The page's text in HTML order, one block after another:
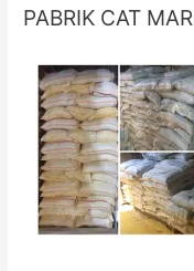
PABRIK CAT